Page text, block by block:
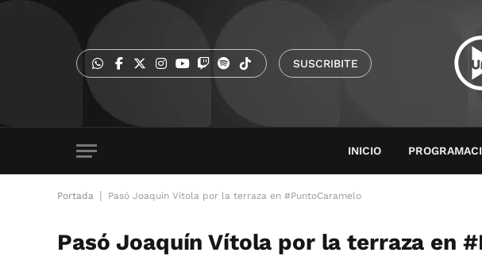
SUSCRIBITE
INICIO
Portada Pasó Joaquín Vítola por la terraza en #PuntoCaramelo
Pasó Joaquín Vítola por la terraza en